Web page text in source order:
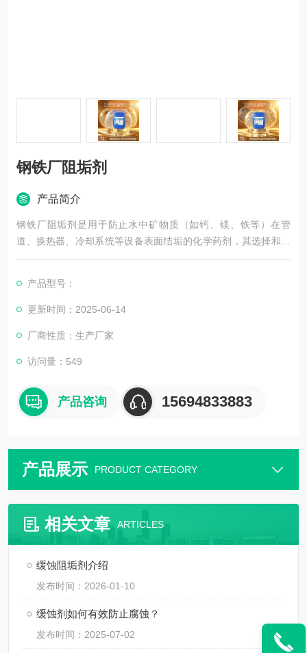
钢铁厂阻垢剂
产品简介
钢铁厂阻垢剂是用于防止水中矿物质（如钙、镁、铁等）在管
道、换热器、冷却系统等设备表面结垢的化学药剂，其选择和应
用需结合钢铁生产的特殊工况。
产品型号：
更新时间：2025-06-14
厂商性质：生产厂家
访问量：549
产品咨询 15694833883
产品展示 PRODUCT CATEGORY
相关文章 ARTICLES
缓蚀阻垢剂介绍
发布时间：2026-01-10
缓蚀剂如何有效防止腐蚀？
发布时间：2025-07-02